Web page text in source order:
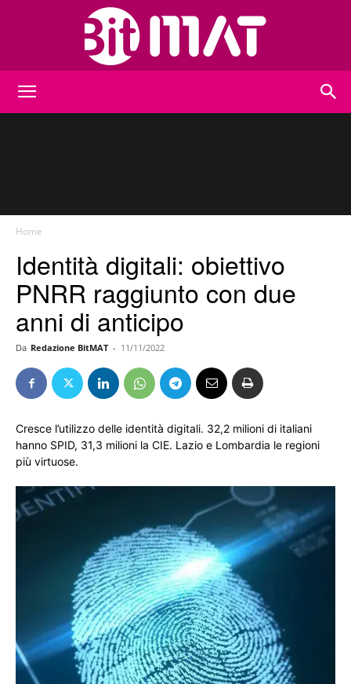
Home
Identità digitali: obiettivo
PNRR raggiunto con due
anni di anticipo
Da Redazione BitMAT - 11/11/2022
Cresce l’utilizzo delle identità digitali. 32,2 milioni di italiani
hanno SPID, 31,3 milioni la CIE. Lazio e Lombardia le regioni
più virtuose.